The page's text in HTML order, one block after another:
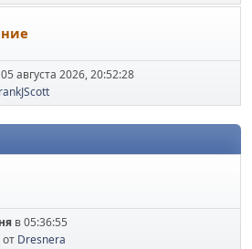
августа 2026, 20:52:28
в 05:36:55
от Dresnera